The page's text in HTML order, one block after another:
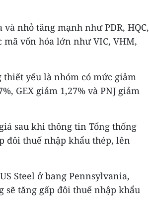
nhỏ tăng mạnh như PDR, HQC,
vốn hóa lớn như VIC, VHM,
yếu là nhóm có mức giảm
GEX giảm 1,27% và PNJ giảm
sau khi thông tin Tổng thống
đôi thuế nhập khẩu thép, lên
Steel ở bang Pennsylvania,
sẽ tăng gấp đôi thuế nhập khẩu